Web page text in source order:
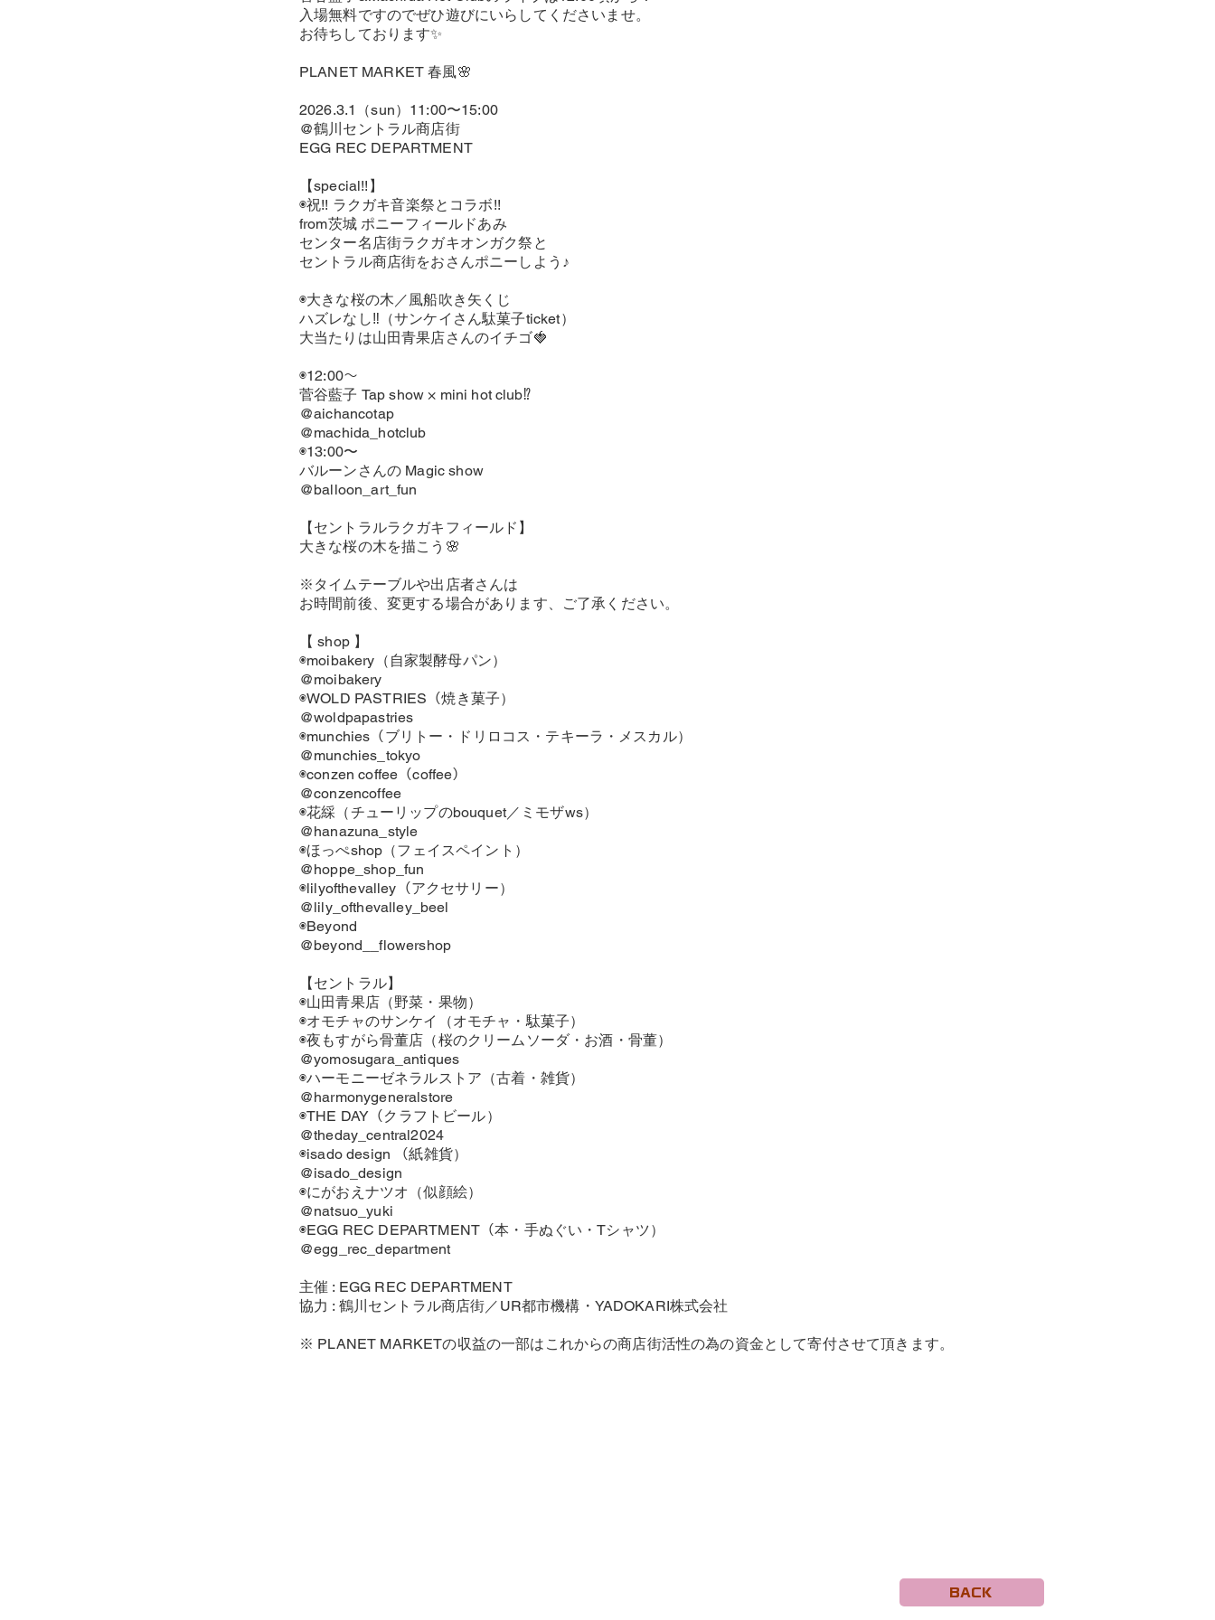
入場無料ですのでぜひ遊びにいらしてくださいませ。
お待ちしております✨
PLANET MARKET 春風🌸
2026.3.1（sun）11:00〜15:00
@鶴川セントラル商店街
EGG REC DEPARTMENT
【special!!】
◉祝!! ラクガキ音楽祭とコラボ!!
from茨城 ポニーフィールドあみ
センター名店街ラクガキオンガク祭と
セントラル商店街をおさんポニーしよう♪
◉大きな桜の木／風船吹き矢くじ
ハズレなし‼︎（サンケイさん駄菓子ticket）
大当たりは山田青果店さんのイチゴ🍓
◉12:00〜
菅谷藍子 Tap show × mini hot club⁉︎
@aichancotap
@machida_hotclub
◉13:00〜
バルーンさんの Magic show
@balloon_art_fun
【セントラルラクガキフィールド】
大きな桜の木を描こう🌸
※タイムテーブルや出店者さんは
お時間前後、変更する場合があります、ご了承ください。
【 shop 】
◉moibakery（自家製酵母パン）
@moibakery
◉WOLD PASTRIES（焼き菓子）
@woldpapastries
◉munchies（ブリトー・ドリロコス・テキーラ・メスカル）
@munchies_tokyo
◉conzen coffee（coffee）
@conzencoffee
◉花綵（チューリップのbouquet／ミモザws）
@hanazuna_style
◉ほっぺshop（フェイスペイント）
@hoppe_shop_fun
◉lilyofthevalley（アクセサリー）
@lily_ofthevalley_beel
◉Beyond
@beyond__flowershop
【セントラル】
◉山田青果店（野菜・果物）
◉オモチャのサンケイ（オモチャ・駄菓子）
◉夜もすがら骨董店（桜のクリームソーダ・お酒・骨董）
@yomosugara_antiques
◉ハーモニーゼネラルストア（古着・雑貨）
@harmonygeneralstore
◉THE DAY（クラフトビール）
@theday_central2024
◉isado design （紙雑貨）
@isado_design
◉にがおえナツオ（似顔絵）
@natsuo_yuki
◉EGG REC DEPARTMENT（本・手ぬぐい・Tシャツ）
@egg_rec_department
主催 : EGG REC DEPARTMENT
協力 : 鶴川セントラル商店街／UR都市機構・YADOKARI株式会社
※ PLANET MARKETの収益の一部はこれからの商店街活性の為の資金として寄付させて頂きます。
BACK